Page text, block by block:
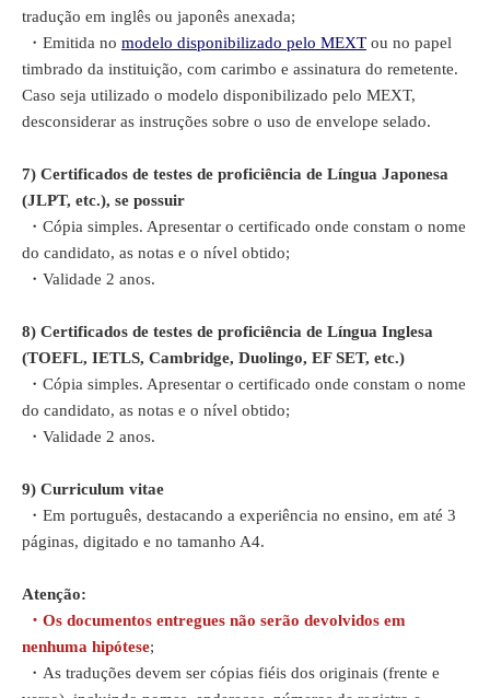
tradução em inglês ou japonês anexada;
・Emitida no modelo disponibilizado pelo MEXT ou no papel
timbrado da instituição, com carimbo e assinatura do remetente.
Caso seja utilizado o modelo disponibilizado pelo MEXT,
desconsiderar as instruções sobre o uso de envelope selado.
7) Certificados de testes de proficiência de Língua Japonesa
(JLPT, etc.), se possuir
・Cópia simples. Apresentar o certificado onde constam o nome
do candidato, as notas e o nível obtido;
・Validade 2 anos.
8) Certificados de testes de proficiência de Língua Inglesa
(TOEFL, IETLS, Cambridge, Duolingo, EF SET, etc.)
・Cópia simples. Apresentar o certificado onde constam o nome
do candidato, as notas e o nível obtido;
・Validade 2 anos.
9) Curriculum vitae
・ Em português, destacando a experiência no ensino, em até 3
páginas, digitado e no tamanho A4.
Atenção:
・Os documentos entregues não serão devolvidos em
nenhuma hipótese;
・As traduções devem ser cópias fiéis dos originais (frente e